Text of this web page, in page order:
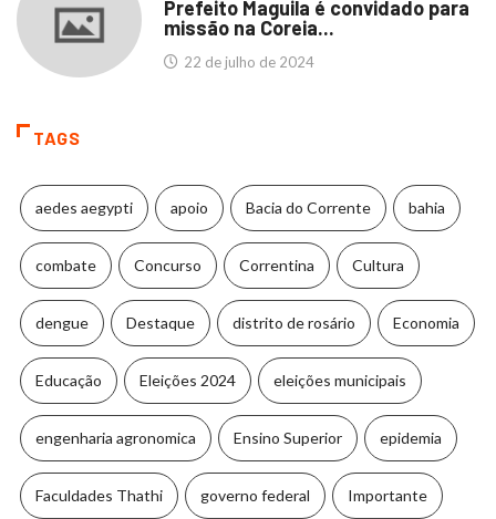
Prefeito Maguila é convidado para
missão na Coreia...
22 de julho de 2024
TAGS
aedes aegypti apoio Bacia do Corrente bahia
combate Concurso Correntina Cultura
dengue Destaque distrito de rosário Economia
Educação Eleições 2024 eleições municipais
engenharia agronomica Ensino Superior epidemia
Faculdades Thathi governo federal Importante